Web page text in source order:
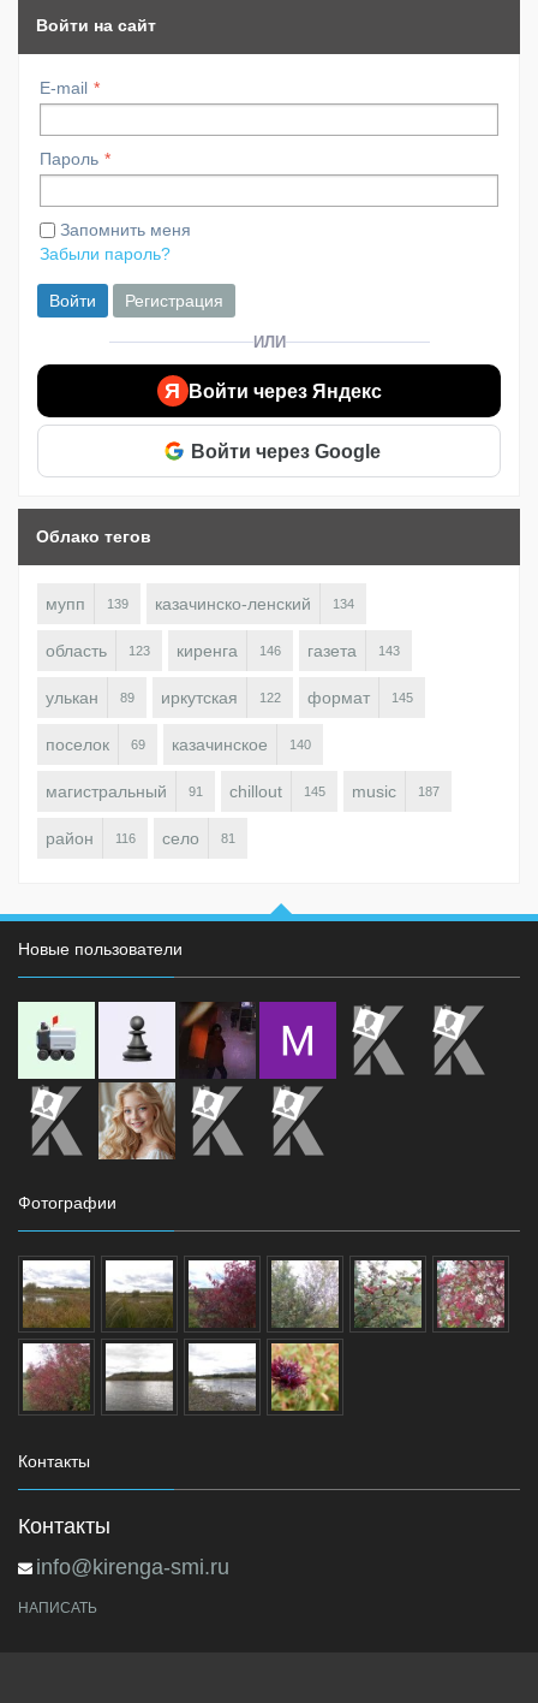
Войти на сайт
E-mail
Пароль
Запомнить меня
Забыли пароль?
Войти Регистрация
ИЛИ
Я Войти через Яндекс
Войти через Google
Облако тегов
мупп 139 казачинско-ленский 134
область 123 киренга 146 газета 143
улькан 89 иркутская 122 формат 145
поселок 69 казачинское 140
магистральный 91 chillout 145 music 187
район 116 село 81
Новые пользователи
Фотографии
Контакты
Контакты
info@kirenga-smi.ru
НАПИСАТЬ